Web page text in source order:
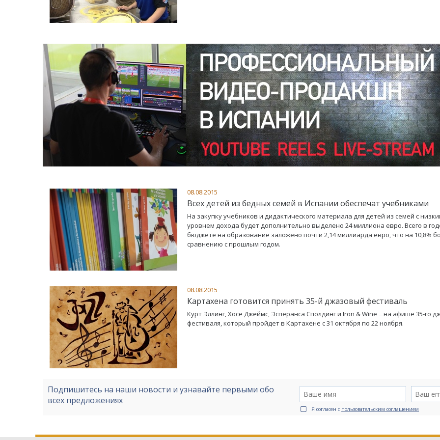
08.08.2015
Всех детей из бедных семей в Испании обеспечат учебниками
На закупку учебников и дидактического материала для детей из семей с
уровнем дохода будет дополнительно выделено 24 миллиона евро. Всего в
бюджете на образование заложено почти 2,14 миллиарда евро, что на 10,8%
сравнению с прошлым годом.
08.08.2015
Картахена готовится принять 35-й джазовый фестиваль
Курт Эллинг, Хосе Джеймс, Эсперанса Сполдинг и Iron & Wine ̶ на афише 35-го
фестиваля, который пройдет в Картахене с 31 октября по 22 ноября.
Подпишитесь на наши новости и узнавайте первыми обо
всех предложениях
Я согласен с пользовательским соглашением